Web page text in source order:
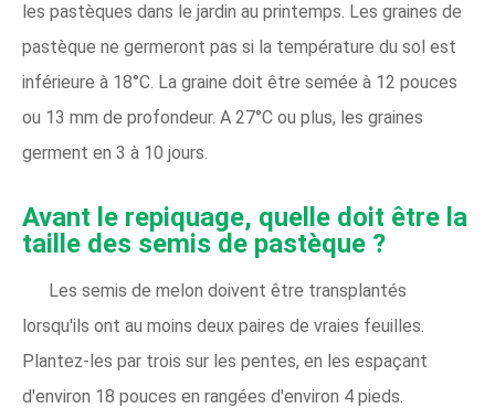
les pastèques dans le jardin au printemps. Les graines de
pastèque ne germeront pas si la température du sol est
inférieure à 18°C. La graine doit être semée à 12 pouces
ou 13 mm de profondeur. A 27°C ou plus, les graines
germent en 3 à 10 jours.
Avant le repiquage, quelle doit être la
taille des semis de pastèque ?
Les semis de melon doivent être transplantés
lorsqu'ils ont au moins deux paires de vraies feuilles.
Plantez-les par trois sur les pentes, en les espaçant
d'environ 18 pouces en rangées d'environ 4 pieds.